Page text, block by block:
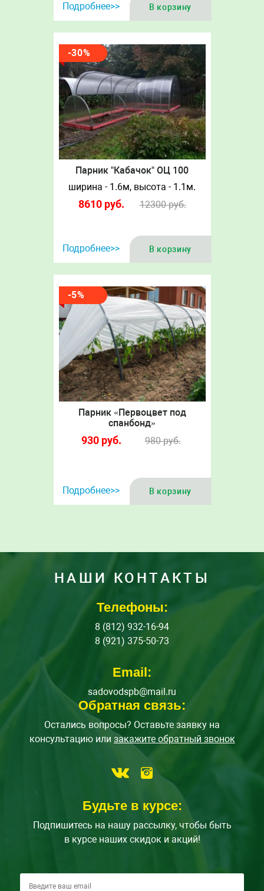
Подробнее>> В корзину
-30%
Парник "Кабачок" ОЦ 100
ширина - 1.6м, высота - 1.1м.
8610 руб. 12300руб.
Подробнее>> В корзину
-5%
Парник «Первоцвет под
спанбонд»
930 руб. 980руб.
Подробнее>> В корзину
НАШИ КОНТАКТЫ
Телефоны:
8 (812) 932-16-94
8 (921) 375-50-73
Email:
sadovodspb@mail.ru
Обратная связь:
Остались вопросы? Оставьте заявку на
консультацию или закажите обратный звонок
Будьте в курсе:
Подпишитесь на нашу рассылку, чтобы быть
в курсе наших скидок и акций!